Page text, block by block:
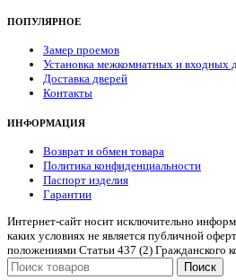
ПОПУЛЯРНОЕ
Замер проемов
Установка межкомнатных и входных
Доставка дверей
Контакты
ИНФОРМАЦИЯ
Возврат и обмен товара
Политика конфиденциальности
Паспорт изделия
Гарантии
Интернет-сайт носит исключительно
каких условиях не является публичной
положениями Статьи 437 (2) Гражданского
Поиск